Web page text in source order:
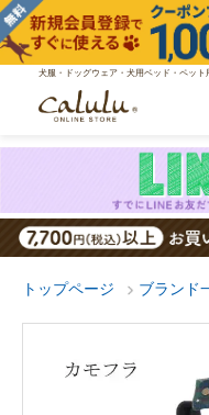
犬服・ドッグウェア・犬用ベッド・ペット
トップページ ブランド